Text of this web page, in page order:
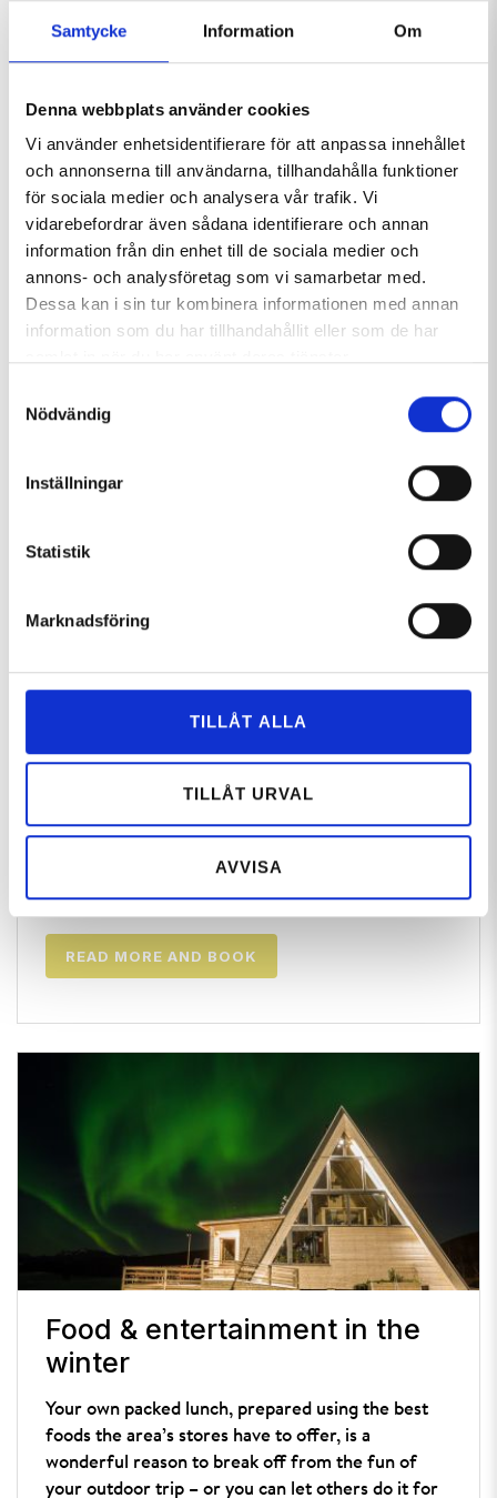
Samtycke Information Om
Denna webbplats använder cookies
Vi använder enhetsidentifierare för att anpassa innehållet
och annonserna till användarna, tillhandahålla funktioner
för sociala medier och analysera vår trafik. Vi
vidarebefordrar även sådana identifierare och annan
information från din enhet till de sociala medier och
annons- och analysföretag som vi samarbetar med.
Dessa kan i sin tur kombinera informationen med annan
information som du har tillhandahållit eller som de har
Nödvändig
Inställningar
Statistik
Marknadsföring
TILLÅT ALLA
TILLÅT URVAL
AVVISA
Tärnaby
Restaurant Backfickan, Tärnaby Fjällhotell
Tärnafjällens bageri och konditori
ALL RESTAURANTS IN TÄRNABY
It is 50 km to Virisen from Hemavan and Tärnaby.
Explore this pearl in the wilderness. Only booking
in advance.
READ MORE AND BOOK
Food & entertainment in the
winter
Your own packed lunch, prepared using the best
foods the area’s stores have to offer, is a
wonderful reason to break off from the fun of
your outdoor trip – or you can let others do it for